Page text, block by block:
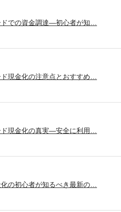
での資金調達―初心者が知…
現金化の注意点とおすすめ…
現金化の真実—安全に利用…
の初心者が知るべき最新の…